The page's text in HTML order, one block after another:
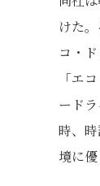
けた
コ・
「エ
ード
時、
境に